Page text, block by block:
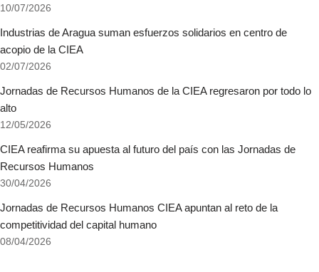
10/07/2026
Industrias de Aragua suman esfuerzos solidarios en centro de
acopio de la CIEA
02/07/2026
Jornadas de Recursos Humanos de la CIEA regresaron por todo lo
alto
12/05/2026
CIEA reafirma su apuesta al futuro del país con las Jornadas de
Recursos Humanos
30/04/2026
Jornadas de Recursos Humanos CIEA apuntan al reto de la
competitividad del capital humano
08/04/2026